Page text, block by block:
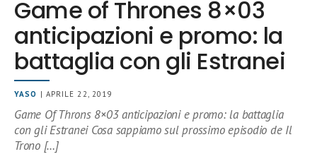
Game of Thrones 8×03
anticipazioni e promo: la
battaglia con gli Estranei
YASO | APRILE 22, 2019
Game Of Throns 8×03 anticipazioni e promo: la battaglia
con gli Estranei Cosa sappiamo sul prossimo episodio de Il
Trono […]